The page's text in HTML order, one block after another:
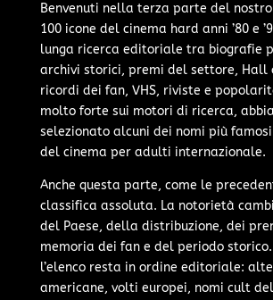
Benvenuti nella terza parte del
100 icone del cinema hard anni ’80 e
lunga ricerca editoriale tra biografie
archivi storici, premi del settore, Hall
ricordi dei fan, VHS, riviste e
molto forte sui motori di ricerca,
selezionato alcuni dei nomi più
del cinema per adulti internazionale.
Anche questa parte, come le
classifica assoluta. La notorietà
del Paese, della distribuzione, dei
memoria dei fan e del periodo
l’elenco resta in ordine editoriale:
americane, volti europei, nomi cult